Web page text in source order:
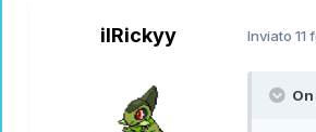
ilRickyy Inviato 11